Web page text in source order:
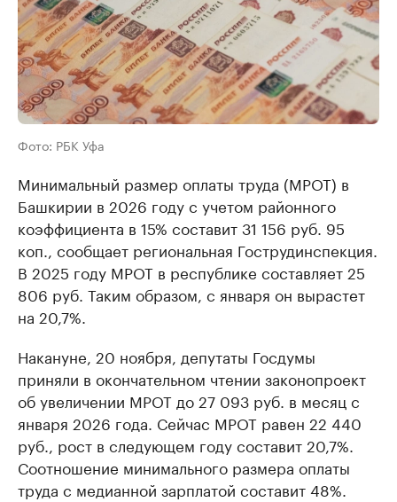
Фото: РБК Уфа
Минимальный размер оплаты труда (МРОТ) в
Башкирии в 2026 году с учетом районного
коэффициента в 15% составит 31 156 руб. 95
коп., сообщает региональная Гострудинспекция.
В 2025 году МРОТ в республике составляет 25
806 руб. Таким образом, с января он вырастет
на 20,7%.
Накануне, 20 ноября, депутаты Госдумы
приняли в окончательном чтении законопроект
об увеличении МРОТ до 27 093 руб. в месяц с
января 2026 года. Сейчас МРОТ равен 22 440
руб., рост в следующем году составит 20,7%.
Соотношение минимального размера оплаты
труда с медианной зарплатой составит 48%.